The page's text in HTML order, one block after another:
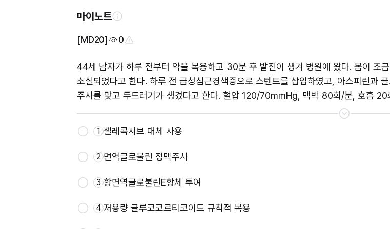
마이노트
[MD20] 0
44세 남자가 하루 전부터 약을 복용하고 30분 후 발진이 생겨 병원에 왔다. 몸이 조
소실되었다고 한다. 하루 전 급성심근경색증으로 스텐트를 삽입하였고, 아스피린과
주사를 맞고 두드러기가 생겼다고 한다. 혈압 120/70mmHg, 맥박 80회/분, 호흡
1 셀레콕시브 대체 사용
2 면역글로불린 정맥주사
3 항면역글로불린E항체 투여
4 저용량 글루코코르티코이드 규칙적 복용